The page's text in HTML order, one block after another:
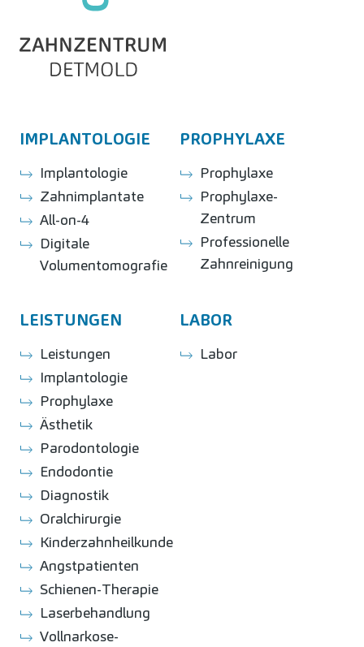
IMPLANTOLOGIE
Implantologie
Zahnimplantate
All-on-4
Digitale
Volumentomografie
PROPHYLAXE
Prophylaxe
Prophylaxe-
Zentrum
Professionelle
Zahnreinigung
LEISTUNGEN
Leistungen
Implantologie
Prophylaxe
Ästhetik
Parodontologie
Endodontie
Diagnostik
Oralchirurgie
Kinderzahnheilkunde
Angstpatienten
Schienen-Therapie
Laserbehandlung
Vollnarkose-
LABOR
Labor